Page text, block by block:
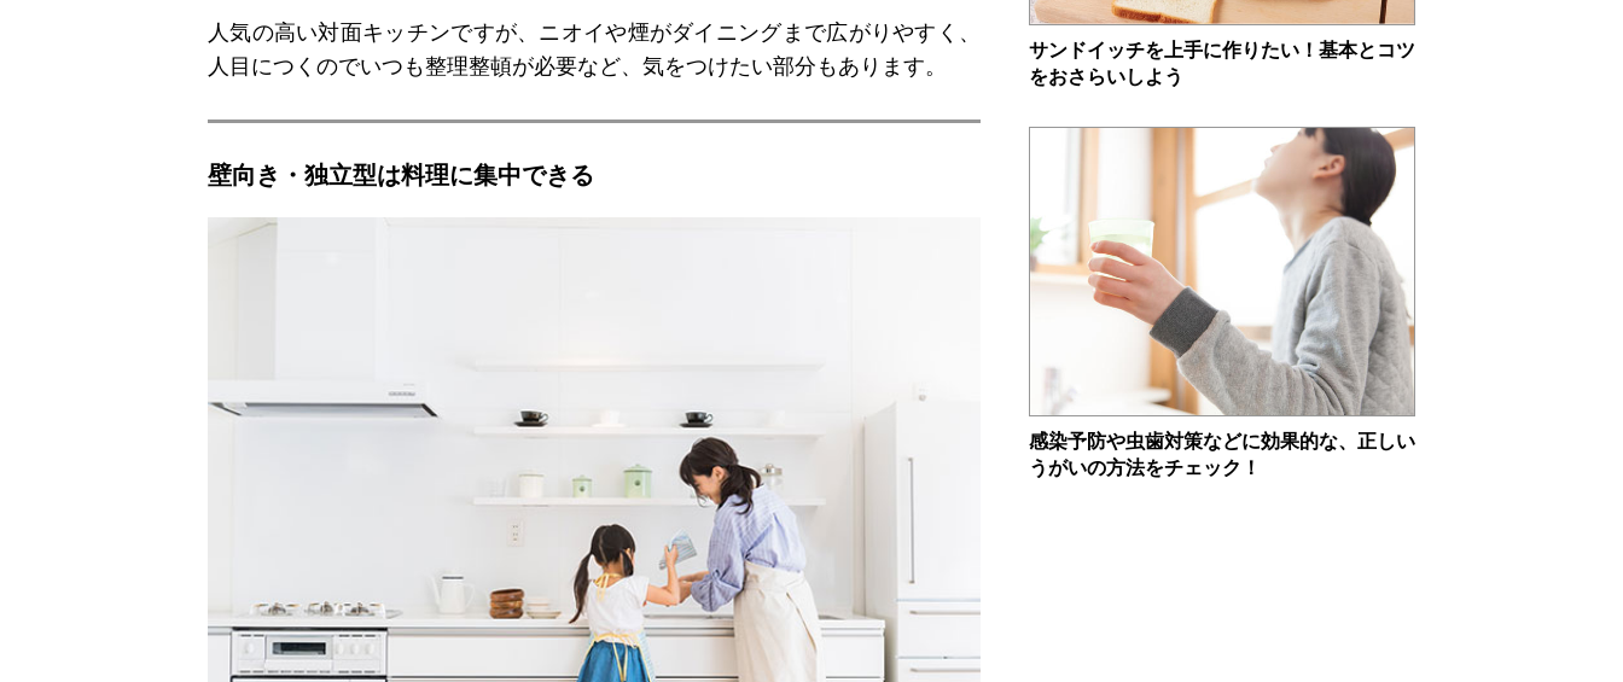
サンドイッチを上手に作りたい！基本とコツ
をおさらいしよう
感染予防や虫歯対策などに効果的な、正しい
うがいの方法をチェック！
人気の高い対面キッチンですが、ニオイや煙がダイニングまで広がりやすく、
人目につくのでいつも整理整頓が必要など、気をつけたい部分もあります。
壁向き・独立型は料理に集中できる